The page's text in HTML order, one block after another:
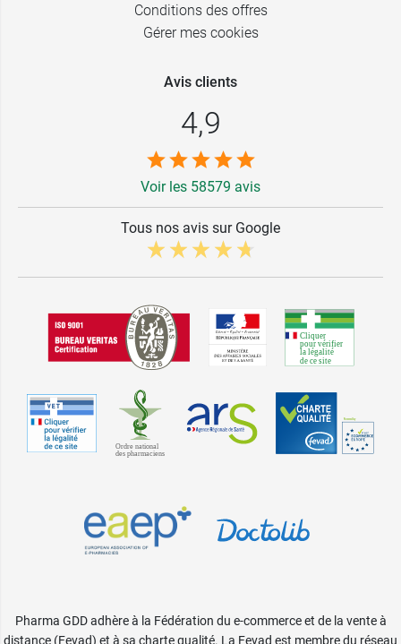
Conditions des offres
Gérer mes cookies
Avis clients
4,9
Voir les 58579 avis
Tous nos avis sur Google
Pharma GDD adhère à la Fédération du e-commerce et de la vente à
distance (Fevad) et à sa charte qualité. La Fevad est membre du réseau